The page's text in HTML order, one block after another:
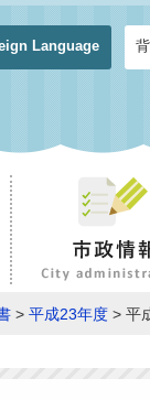
Language
> 平成23年度 > 平